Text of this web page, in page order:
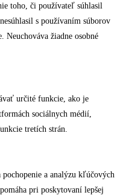
toho, či používateľ súhlasil
s používaním súborov
Neuchováva žiadne osobné
určité funkcie, ako je
sociálnych médií,
tretích strán.
a analýzu kľúčových
pri poskytovaní lepšej